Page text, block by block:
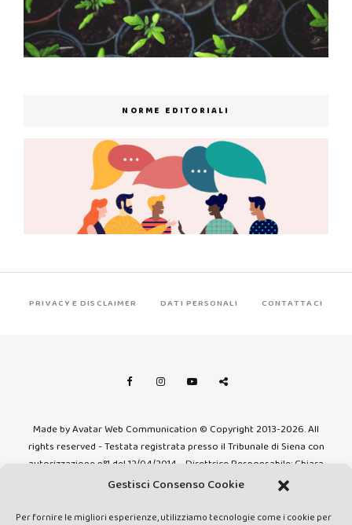
Gestisci Consenso Cookie
Per fornire le migliori esperienze, utilizziamo tecnologie come i cookie per
NORME EDITORIALI
PRIVACY E DISCLAIMER DATI PERSONALI CONTATTACI
Made by Avatar Web Communication © Copyright 2013-2026. All
rights reserved - Testata registrata presso il Tribunale di Siena con
autorizzazione n°1 del 12/04/2014 - Direttrice Responsabile: Chiara
Cacace - E-mail: direzione@lavaldichiana.it - Editore: Valdichiana
amministrazione@lavaldichiana.it - Sede legale: Piazza Nazioni Unite